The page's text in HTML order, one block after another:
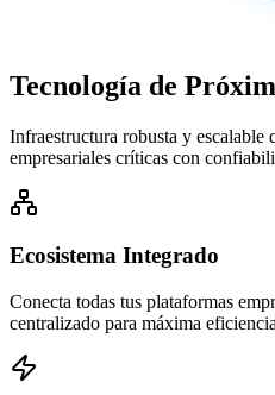
Tecnología de
Infraestructura robusta y escalable
empresariales críticas con
Ecosistema Integrado
Conecta todas tus plataformas
centralizado para máxima